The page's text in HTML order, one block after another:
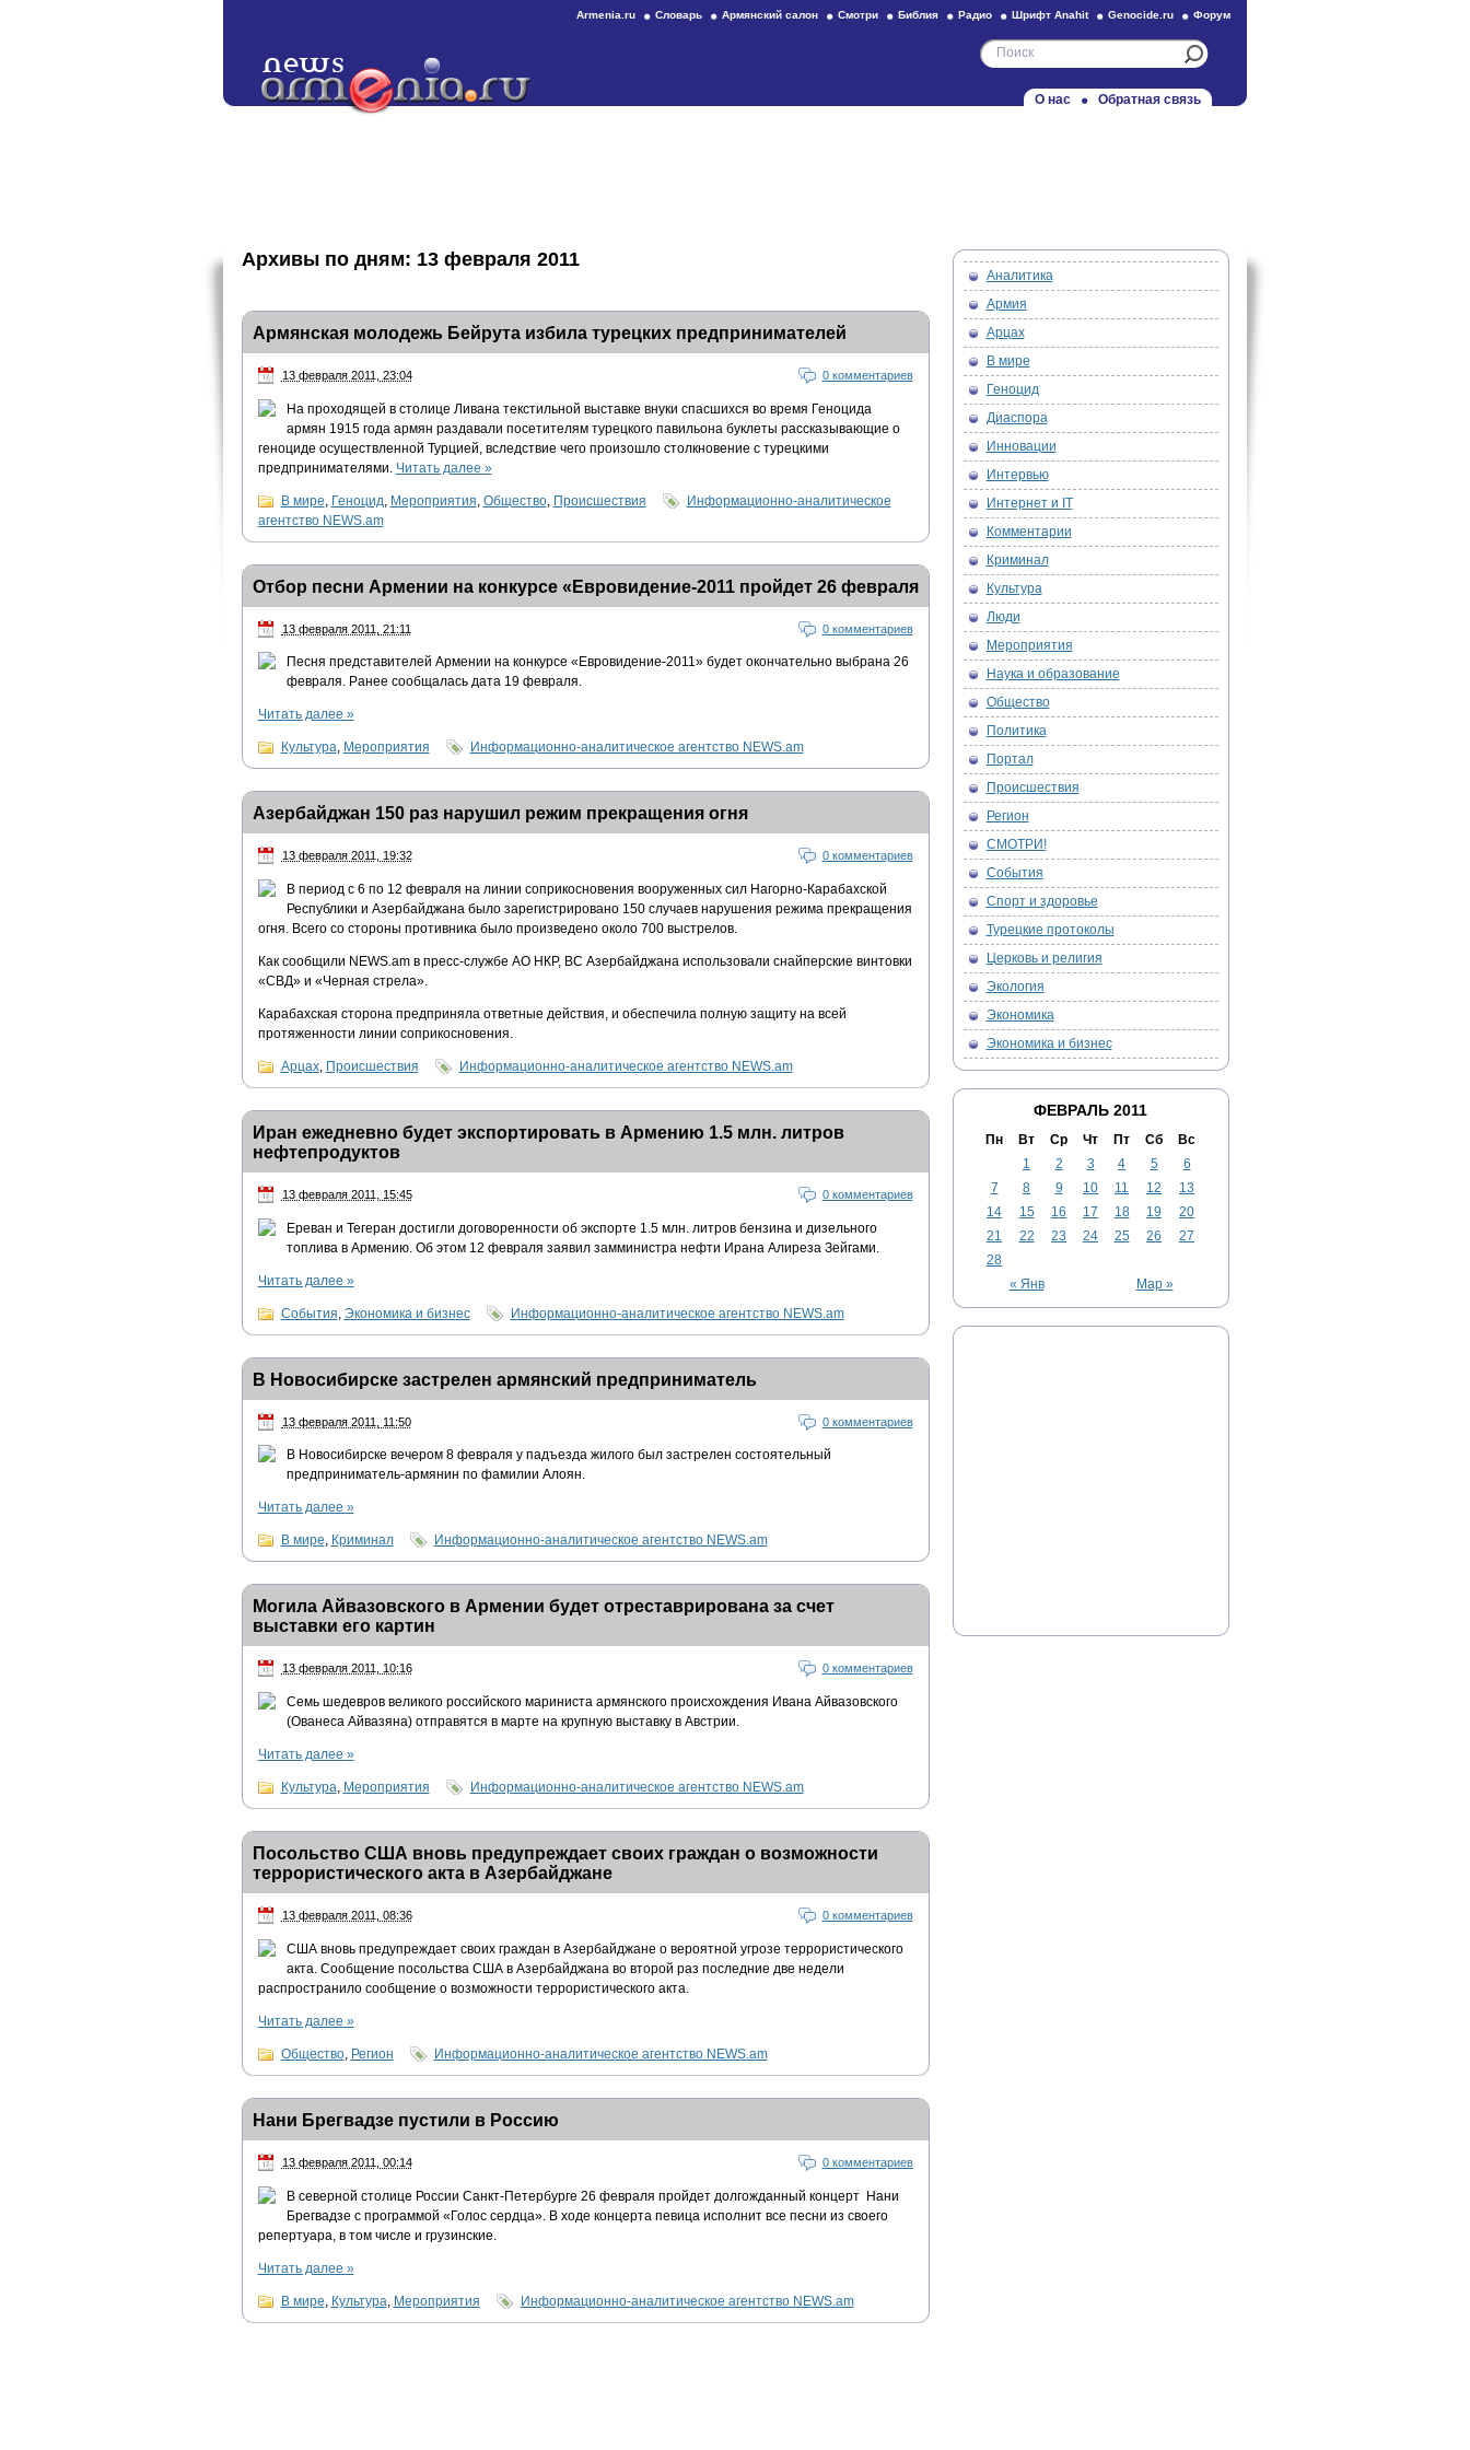
Armenia.ru Словарь Армянский салон Смотри Библия Радио Шрифт Anahit Genocide.ru Форум
О нас Обратная связь
Архивы по дням: 13 февраля 2011
Армянская молодежь Бейрута избила турецких предпринимателей
13 февраля 2011, 23:04 0 комментариев
На проходящей в столице Ливана текстильной выставке внуки спасшихся во время Геноцида
армян 1915 года армян раздавали посетителям турецкого павильона буклеты рассказывающие о
геноциде осуществленной Турцией, вследствие чего произошло столкновение с турецкими
предпринимателями. Читать далее »
В мире Геноцид Мероприятия Общество, Происшествия
Информационно-аналитическое
агентство NEWS.am
Отбор песни Армении на конкурсе «Евровидение-2011 пройдет 26 февраля
13 февраля 2011, 21:11 0 комментариев
Песня представителей Армении на конкурсе «Евровидение-2011» будет окончательно выбрана 26
февраля. Ранее сообщалась дата 19 февраля.
Читать далее »
Культура, Мероприятия Информационно-аналитическое агентство NEWS.am
Азербайджан 150 раз нарушил режим прекращения огня
13 февраля 2011, 19:32 0 комментариев
В период с 6 по 12 февраля на линии соприкосновения вооруженных сил Нагорно-Карабахской
Республики и Азербайджана было зарегистрировано 150 случаев нарушения режима прекращения
огня. Всего со стороны противника было произведено около 700 выстрелов.
Как сообщили NEWS.am в пресс-службе АО НКР, ВС Азербайджана использовали снайперские винтовки
«СВД» и «Черная стрела».
Карабахская сторона предприняла ответные действия, и обеспечила полную защиту на всей
протяженности линии соприкосновения.
Арцах, Происшествия Информационно-аналитическое агентство NEWS.am
Иран ежедневно будет экспортировать в Армению 1.5 млн. литров
нефтепродуктов
13 февраля 2011, 15:45 0 комментариев
Ереван и Тегеран достигли договоренности об экспорте 1.5 млн. литров бензина и дизельного
топлива в Армению. Об этом 12 февраля заявил замминистра нефти Ирана Алиреза Зейгами.
Читать далее »
События Экономика и бизнес Информационно-аналитическое агентство NEWS.am
В Новосибирске застрелен армянский предприниматель
13 февраля 2011, 11:50 0 комментариев
В Новосибирске вечером 8 февраля у падъезда жилого был застрелен состоятельный
предприниматель-армянин по фамилии Алоян.
Читать далее »
В мире, Криминал Информационно-аналитическое агентство NEWS.am
Могила Айвазовского в Армении будет отреставрирована за счет
выставки его картин
13 февраля 2011, 10:16 0 комментариев
Семь шедевров великого российского мариниста армянского происхождения Ивана Айвазовского
(Ованеса Айвазяна) отправятся в марте на крупную выставку в Австрии.
Читать далее »
Культура, Мероприятия Информационно-аналитическое агентство NEWS.am
Посольство США вновь предупреждает своих граждан о возможности
террористического акта в Азербайджане
13 февраля 2011, 08:36 0 комментариев
США вновь предупреждает своих граждан в Азербайджане о вероятной угрозе террористического
акта. Сообщение посольства США в Азербайджана во второй раз последние две недели
распространило сообщение о возможности террористического акта.
Читать далее »
Общество, Регион Информационно-аналитическое агентство NEWS.am
Нани Брегвадзе пустили в Россию
13 февраля 2011, 00:14 0 комментариев
В северной столице России Санкт-Петербурге 26 февраля пройдет долгожданный концерт Нани
Брегвадзе с программой «Голос сердца». В ходе концерта певица исполнит все песни из своего
репертуара, в том числе и грузинские.
Читать далее »
В мире Культура Мероприятия Информационно-аналитическое агентство NEWS.am
Аналитика
Армия
Арцах
В мире
Геноцид
Диаспора
Инновации
Интервью
Интернет и IT
Комментарии
Криминал
Культура
Люди
Мероприятия
Наука и образование
Общество
Политика
Портал
Происшествия
Регион
СМОТРИ!
События
Спорт и здоровье
Турецкие протоколы
Церковь и религия
Экология
Экономика
Экономика и бизнес
ФЕВРАЛЬ 2011
Пн Вт Ср Чт Пт Сб Вс
« Янв Мар »
1 2 3 4 5
6
7
8 9 10 11 12
13
14
15 16 17 18 19
20
21
22 23 24 25 26
27
28